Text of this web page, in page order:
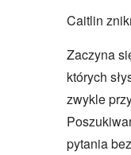
Caitlin
Zaczyna
których
zwykle
pytania